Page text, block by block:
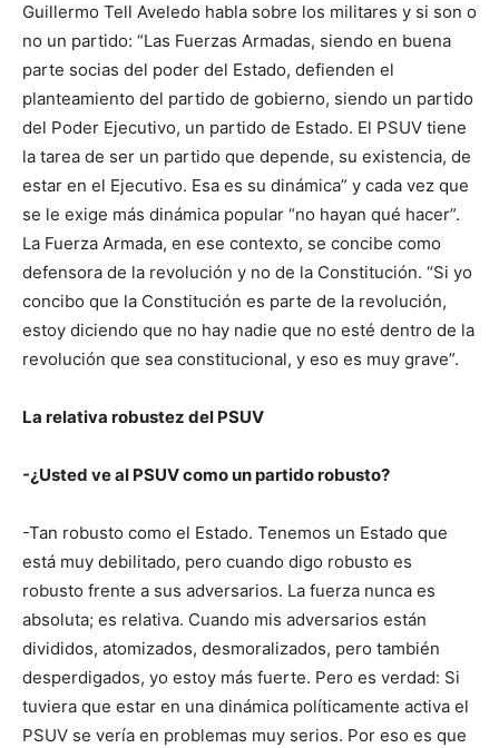
Guillermo Tell Aveledo habla sobre los militares y si son o
no un partido: “Las Fuerzas Armadas, siendo en buena
parte socias del poder del Estado, defienden el
planteamiento del partido de gobierno, siendo un partido
del Poder Ejecutivo, un partido de Estado. El PSUV tiene
la tarea de ser un partido que depende, su existencia, de
estar en el Ejecutivo. Esa es su dinámica” y cada vez que
se le exige más dinámica popular “no hayan qué hacer”.
La Fuerza Armada, en ese contexto, se concibe como
defensora de la revolución y no de la Constitución. “Si yo
concibo que la Constitución es parte de la revolución,
estoy diciendo que no hay nadie que no esté dentro de la
revolución que sea constitucional, y eso es muy grave”.
La relativa robustez del PSUV
-¿Usted ve al PSUV como un partido robusto?
-Tan robusto como el Estado. Tenemos un Estado que
está muy debilitado, pero cuando digo robusto es
robusto frente a sus adversarios. La fuerza nunca es
absoluta; es relativa. Cuando mis adversarios están
divididos, atomizados, desmoralizados, pero también
desperdigados, yo estoy más fuerte. Pero es verdad: Si
tuviera que estar en una dinámica políticamente activa el
PSUV se vería en problemas muy serios. Por eso es que